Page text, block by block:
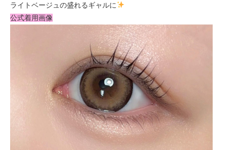
ライトベージュの盛れるギャルに
公式着用画像